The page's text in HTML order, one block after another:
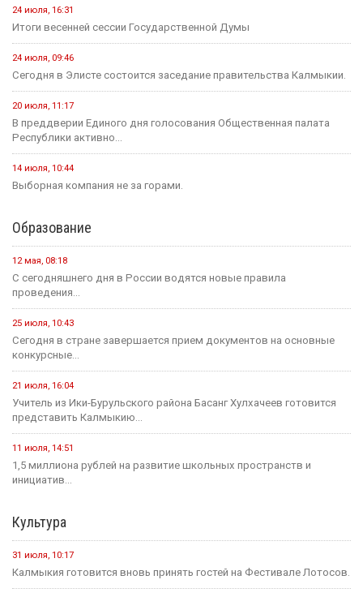
24 июля, 16:31
Итоги весенней сессии Государственной Думы
24 июля, 09:46
Сегодня в Элисте состоится заседание правительства Калмыкии.
20 июля, 11:17
В преддверии Единого дня голосования Общественная палата
Республики активно...
14 июля, 10:44
Выборная компания не за горами.
Образование
12 мая, 08:18
С сегодняшнего дня в России водятся новые правила
проведения...
25 июля, 10:43
Сегодня в стране завершается прием документов на основные
конкурсные...
21 июля, 16:04
Учитель из Ики-Бурульского района Басанг Хулхачеев готовится
представить Калмыкию...
11 июля, 14:51
1,5 миллиона рублей на развитие школьных пространств и
инициатив...
Культура
31 июля, 10:17
Калмыкия готовится вновь принять гостей на Фестивале Лотосов.